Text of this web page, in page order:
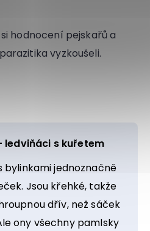
hodnocení pejskařů a
vyzkoušeli.
ledviňáci s kuřetem
bylinkami jednoznačně
Jsou křehké, takže
dřív, než sáček
ony všechny pamlsky